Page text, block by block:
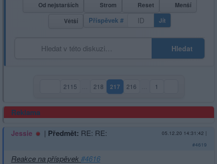
Od nejstarších Strom Reset
Menší
Větší
Příspěvek # Jít
Hledat
2115 218 217(aktuální strana)
216 1
Reklama
Jessie | Předmět: RE: RE: 05.12.20 14:31:42 |
#4619
Reakce na příspěvek#4616